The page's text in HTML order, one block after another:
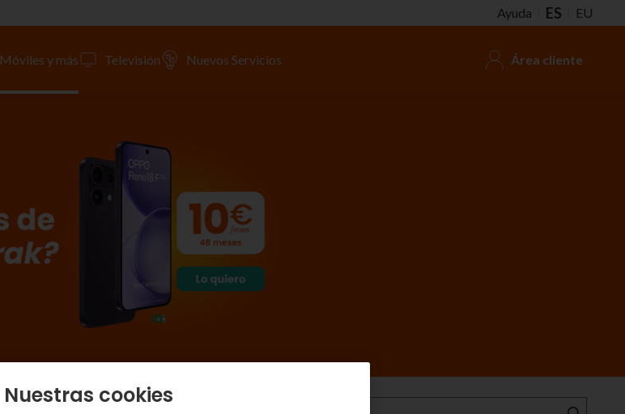
Ayuda ES EU
Móviles y más Televisión Nuevos Servicios Área cliente
Nuestras cookies